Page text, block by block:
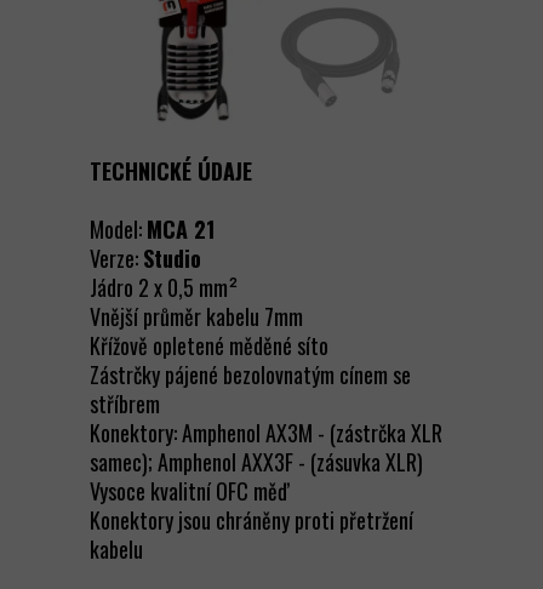
TECHNICKÉ ÚDAJE
Model:MCA 21
Verze:Studio
Jádro 2 x 0,5 mm²
Vnější průměr kabelu 7mm
Křížově opletené měděné síto
Zástrčky pájené bezolovnatým cínem se
stříbrem
Konektory: Amphenol AX3M - (zástrčka XLR
samec); Amphenol AXX3F - (zásuvka XLR)
Vysoce kvalitní OFC měď
Konektory jsou chráněny proti přetržení
kabelu